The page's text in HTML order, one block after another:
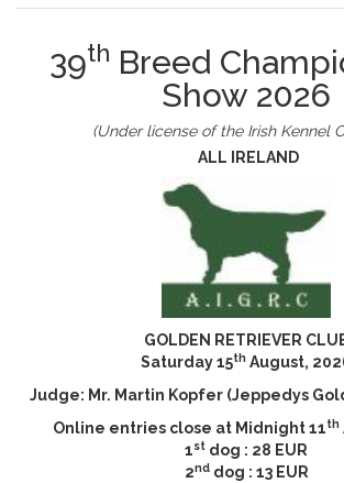
39th Breed
Show 2026
(Under license of the Irish Kennel
ALL IRELAND
GOLDEN RETRIEVER
Saturday 15th August,
Judge: Mr. Martin Kopfer (Jeppedys
Online entries close at Midnight 11th
1st dog : 28 EUR
2nddog : 13 EUR